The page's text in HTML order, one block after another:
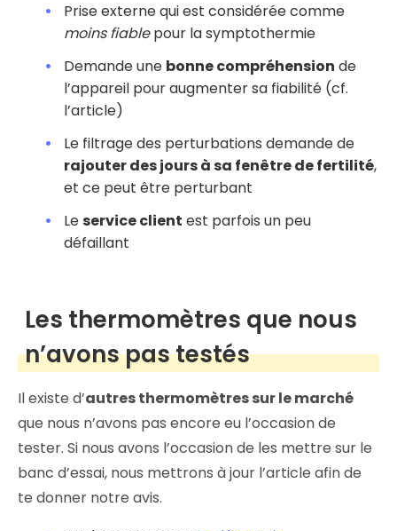
Prise externe qui est considérée comme
moins fiablepour la symptothermie
Demande une bonne compréhension de
l’appareil pour augmenter sa fiabilité (cf.
l’article)
Le filtrage des perturbations demande de
rajouter des jours à sa fenêtre de fertilité,
et ce peut être perturbant
Leservice client est parfois un peu
défaillant
Les thermomètres que nous
n’avons pas testés
Il existe d’autres thermomètres sur le marché
que nous n’avons pas encore eu l’occasion de
tester. Si nous avons l’occasion de les mettre sur le
banc d’essai, nous mettrons à jour l’article afin de
te donner notre avis.